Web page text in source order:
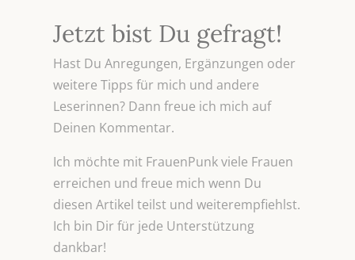
Jetzt bist Du gefragt!
Hast Du Anregungen, Ergänzungen oder
weitere Tipps für mich und andere
Leserinnen? Dann freue ich mich auf
Deinen Kommentar.
Ich möchte mit FrauenPunk viele Frauen
erreichen und freue mich wenn Du
diesen Artikel teilst und weiterempfiehlst.
Ich bin Dir für jede Unterstützung
dankbar!